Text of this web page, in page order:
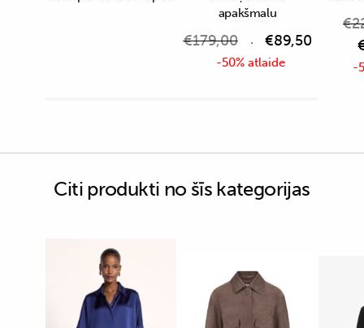
apakšmalu
€179,00 €89,50
-50% atlaide
€
-
Citi produkti no šīs kategorijas